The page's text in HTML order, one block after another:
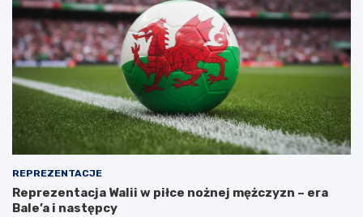
REPREZENTACJE
Reprezentacja Walii w piłce nożnej mężczyzn – era
Bale’a i następcy